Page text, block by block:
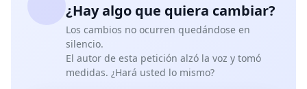
¿Hay algo que quiera cambiar?
Los cambios no ocurren quedándose en
silencio.
El autor de esta petición alzó la voz y tomó
medidas. ¿Hará usted lo mismo?